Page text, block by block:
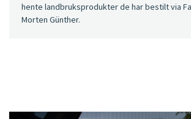
hente landbruksprodukter de har bestilt via
Morten Günther.